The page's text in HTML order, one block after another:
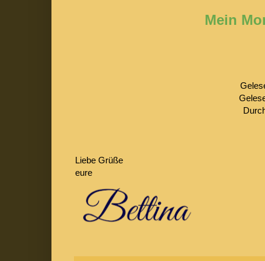
Mein
Liebe Grüße
eure